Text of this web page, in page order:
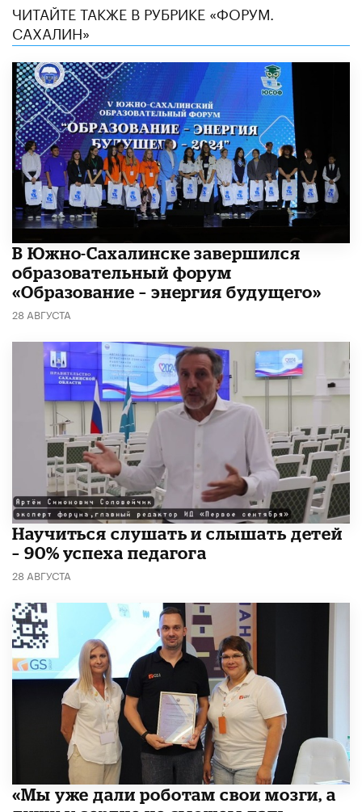
ЧИТАЙТЕ ТАКЖЕ В РУБРИКЕ «ФОРУМ.
САХАЛИН»
В Южно-Сахалинске завершился
образовательный форум
«Образование – энергия будущего»
28 АВГУСТА
Научиться слушать и слышать детей
– 90% успеха педагога
28 АВГУСТА
«Мы уже дали роботам свои мозги, а